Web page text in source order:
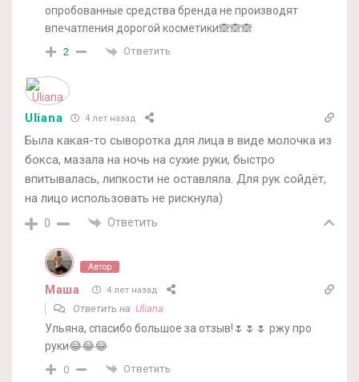
опробованные средства бренда не производят
впечатления дорогой косметики🙈🙈🙈
2 Ответить
Uliana 4 лет назад
Была какая-то сыворотка для лица в виде молочка из
бокса, мазала на ночь на сухие руки, быстро
впитывалась, липкости не оставляла. Для рук сойдёт,
на лицо использовать не рискнула)
0 Ответить
Автор
Маша 4 лет назад
Ответить на Uliana
Ульяна, спасибо большое за отзыв!🌷🌷🌷 ржу про
руки😂😂😂
0 Ответить